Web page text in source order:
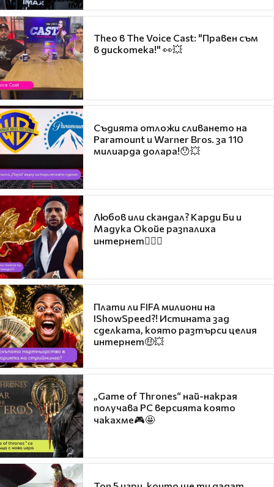
Theo в The Voice Cast: "Правен съм
в дискотека!" 👀💥
Съдията отложи сливането на
Paramount и Warner Bros. за 110
милиарда долара!😯💥
Любов или скандал? Карди Би и
Мадука Окойе разпалиха
интернет❤️‍🔥🔥
Плати ли FIFA милиони на
IShowSpeed?! Истината зад
сделката, която разтърси целия
интернет🤑💥
„Game of Thrones“ най-накрая
получава PC версията която
чакахме🎮🤩